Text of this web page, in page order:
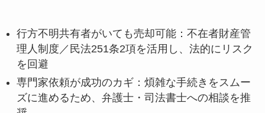
行方不明共有者がいても売却可能：不在者財産管
理人制度／民法251条2項を活用し、法的にリスク
を回避
専門家依頼が成功のカギ：煩雑な手続きをスムー
ズに進めるため、弁護士・司法書士への相談を推